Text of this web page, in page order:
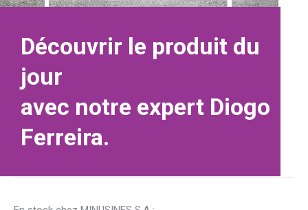
Découvrir le produit du
jour
avec notre expert Diogo
Ferreira.